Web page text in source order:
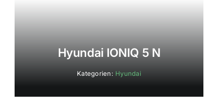
Hyundai IONIQ 5 N
Kategorien: Hyundai